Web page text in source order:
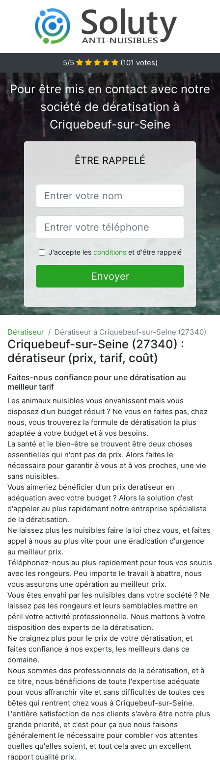
5/5 (101 votes)
Pour être mis en contact avec notre
société de dératisation à
Criquebeuf-sur-Seine
ÊTRE RAPPELÉ
J'accepte les conditionset d'être rappelé
Envoyer
Dératiseur Dératiseur à Criquebeuf-sur-Seine (27340)
Criquebeuf-sur-Seine (27340) :
dératiseur (prix, tarif, coût)
Faites-nous confiance pour une dératisation au
meilleur tarif
Les animaux nuisibles vous envahissent mais vous
disposez d'un budget réduit ? Ne vous en faites pas, chez
nous, vous trouverez la formule de dératisation la plus
adaptée à votre budget et à vos besoins.
La santé et le bien-être se trouvent être deux choses
essentielles qui n'ont pas de prix. Alors faites le
nécessaire pour garantir à vous et à vos proches, une vie
sans nuisibles.
Vous aimeriez bénéficier d'un prix deratiseur en
adéquation avec votre budget ? Alors la solution c'est
d'appeler au plus rapidement notre entreprise spécialiste
de la dératisation.
Ne laissez plus les nuisibles faire la loi chez vous, et faites
appel à nous au plus vite pour une éradication d'urgence
au meilleur prix.
Téléphonez-nous au plus rapidement pour tous vos soucis
avec les rongeurs. Peu importe le travail à abattre, nous
vous assurons une opération au meilleur prix.
Vous êtes envahi par les nuisibles dans votre société ? Ne
laissez pas les rongeurs et leurs semblables mettre en
péril votre activité professionnelle. Nous mettons à votre
disposition des experts de la dératisation.
Ne craignez plus pour le prix de votre dératisation, et
faites confiance à nos experts, les meilleurs dans ce
domaine.
Nous sommes des professionnels de la dératisation, et à
ce titre, nous bénéficions de toute l'expertise adéquate
pour vous affranchir vite et sans difficultés de toutes ces
bêtes qui rentrent chez vous à Criquebeuf-sur-Seine.
L'entière satisfaction de nos clients s'avère être notre plus
grande priorité, et c'est pour ça que nous faisons
généralement le nécessaire pour combler vos attentes
quelles qu'elles soient, et tout cela avec un excellent
rapport qualité prix.